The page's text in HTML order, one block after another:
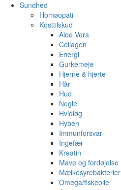
Sundhed
Homøopati
Kosttilskud
Aloe Vera
Collagen
Energi
Gurkemeje
Hjerne & hjerte
Hår
Hud
Negle
Hvidløg
Hyben
Immunforsvar
Ingefær
Kreatin
Mave og fordøjelse
Mælkesyrebakterier
Omega/fiskeolie